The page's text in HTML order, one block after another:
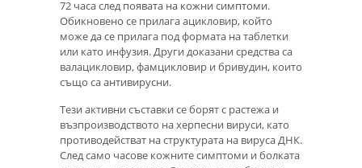
72 часа след появата на кожни симптоми.
Обикновено се прилага ацикловир, който
може да се прилага под формата на таблетки
или като инфузия. Други доказани средства са
валацикловир, фамцикловир и бривудин, които
също са антивирусни.
Тези активни съставки се борят с растежа и
възпроизводството на херпесни вируси, като
противодействат на структурата на вируса ДНК.
След само часове кожните симптоми и болката